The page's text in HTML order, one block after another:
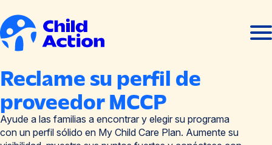
Abrir
Reclame su perfil de
proveedor MCCP
Ayude a las familias a encontrar y elegir su programa
con un perfil sólido en My Child Care Plan. Aumente su